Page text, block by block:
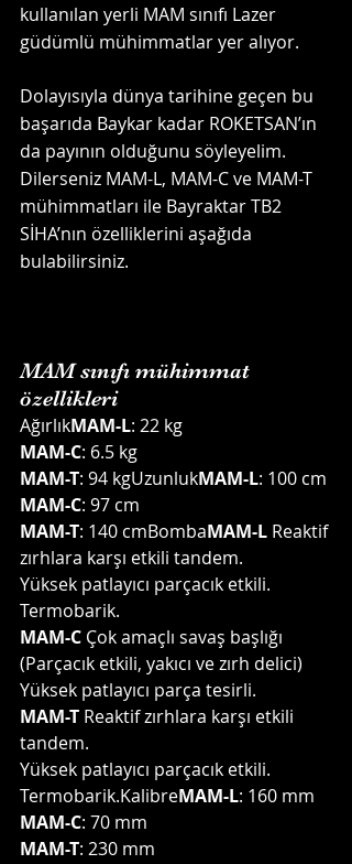
kullanılan yerli MAM sınıfı Lazer
güdümlü mühimmatlar yer alıyor.
Dolayısıyla dünya tarihine geçen bu
başarıda Baykar kadar ROKETSAN’ın
da payının olduğunu söyleyelim.
Dilerseniz MAM-L, MAM-C ve MAM-T
mühimmatları ile Bayraktar TB2
SİHA’nın özelliklerini aşağıda
bulabilirsiniz.
MAM sınıfı mühimmat
özellikleri
AğırlıkMAM-L: 22 kg
MAM-C: 6.5 kg
MAM-T: 94 kgUzunlukMAM-L: 100 cm
MAM-C: 97 cm
MAM-T: 140 cmBombaMAM-L Reaktif
zırhlara karşı etkili tandem.
Yüksek patlayıcı parçacık etkili.
Termobarik.
MAM-C Çok amaçlı savaş başlığı
(Parçacık etkili, yakıcı ve zırh delici)
Yüksek patlayıcı parça tesirli.
MAM-T Reaktif zırhlara karşı etkili
tandem.
Yüksek patlayıcı parçacık etkili.
Termobarik.KalibreMAM-L: 160 mm
MAM-C: 70 mm
MAM-T: 230 mm